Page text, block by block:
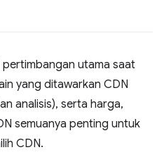
utama saat
yang ditawarkan CDN
analisis), serta harga,
semuanya penting untuk
CDN.